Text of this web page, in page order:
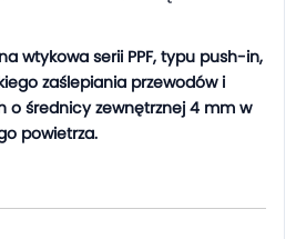
wtykowa serii PPF, typu push-in,
zaślepiania przewodów i
o średnicy zewnętrznej 4 mm w
powietrza.